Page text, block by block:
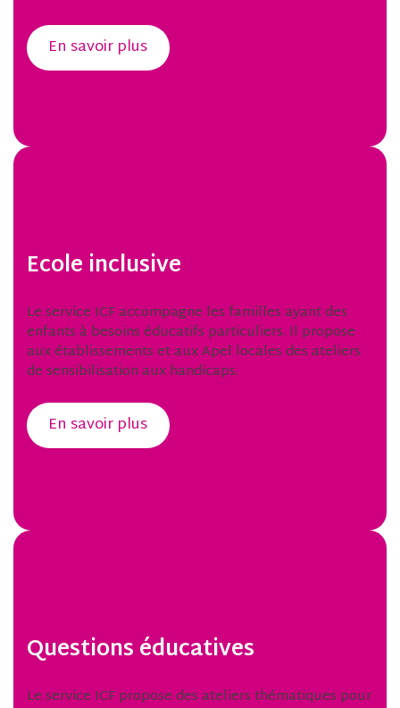
En savoir plus
Ecole inclusive
Le service ICF accompagne les familles ayant des
enfants à besoins éducatifs particuliers. Il propose
aux établissements et aux Apel locales des ateliers
de sensibilisation aux handicaps.
En savoir plus
Questions éducatives
Le service ICF propose des ateliers thématiques pour